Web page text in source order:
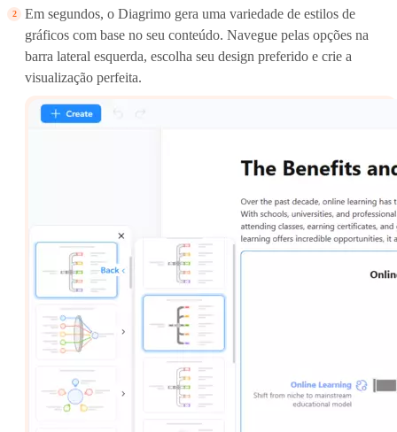
Em segundos, o Diagrimo gera uma variedade de estilos de
gráficos com base no seu conteúdo. Navegue pelas opções na
barra lateral esquerda, escolha seu design preferido e crie a
visualização perfeita.